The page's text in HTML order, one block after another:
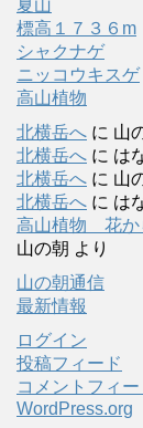
夏山
標高１７３６m
シャクナゲ
ニッコウキスゲ
高山植物
北横岳へ に 山
北横岳へ に は
北横岳へ に 山
北横岳へ に は
高山植物 花か
山の朝 より
山の朝通信
最新情報
ログイン
投稿フィード
コメントフィー
WordPress.org